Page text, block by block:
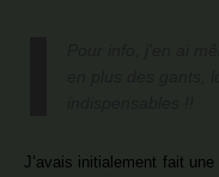
J’avais initialement fait